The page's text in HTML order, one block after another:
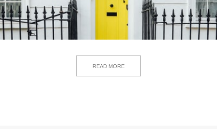
READ MORE